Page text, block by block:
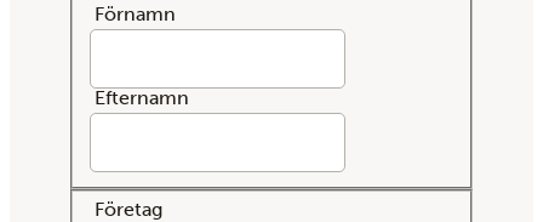
Förnamn
Efternamn
Företag